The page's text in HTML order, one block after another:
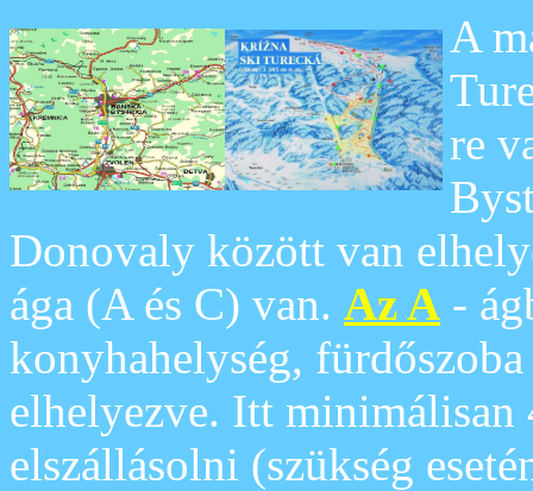
A
re
Donovaly között van
ága (A és C) van. Az A -
konyhahelység,
elhelyezve. Itt minimálisan
elszállásolni (szükség